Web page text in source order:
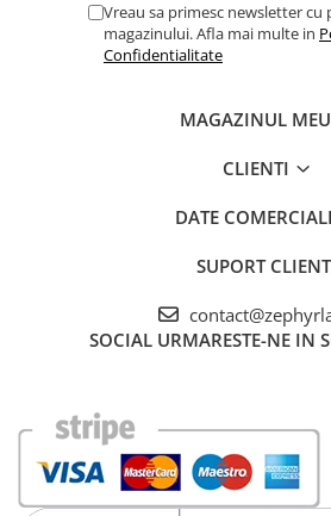
Vreau sa primesc newsletter
magazinului. Afla mai multe in
Confidentialitate
MAGAZINUL MEU
CLIENTI
DATE
SUPORT
SOCIAL URMARESTE-NE IN